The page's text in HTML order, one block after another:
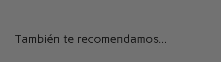
También te recomendamos...